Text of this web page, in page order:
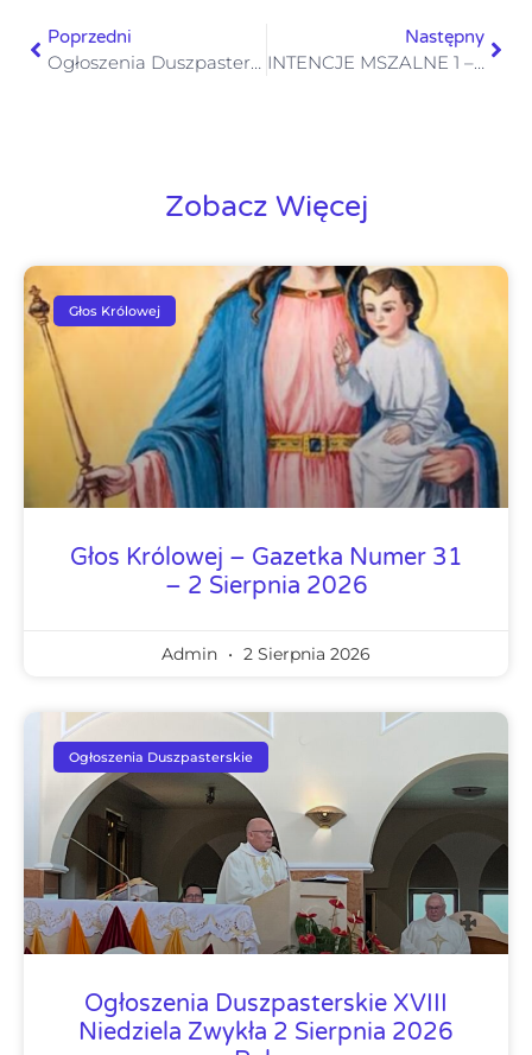
Poprzedni
Ogłoszenia Duszpasterskie XXI Niedziela Zwykła 24 sierpnia 2025
Następny
INTENCJE MSZALNE 1 – 7.09. 2025
Zobacz Więcej
Głos Królowej
Głos Królowej – Gazetka Numer 31
– 2 Sierpnia 2026
Admin 2 Sierpnia 2026
Ogłoszenia Duszpasterskie
Ogłoszenia Duszpasterskie XVIII
Niedziela Zwykła 2 Sierpnia 2026